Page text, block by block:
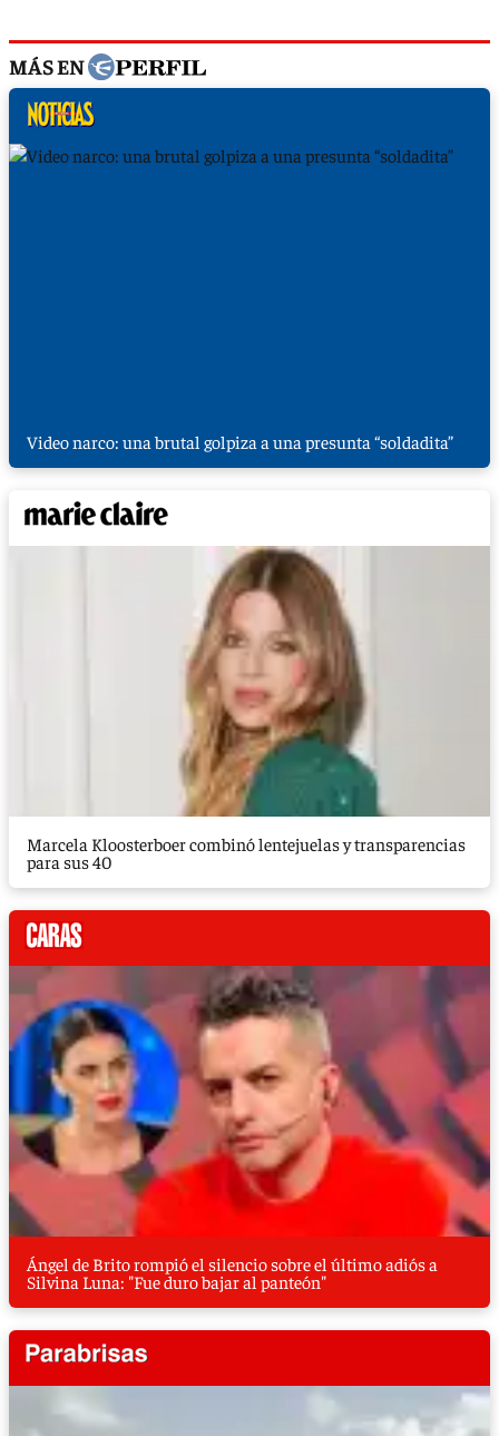
MÁS EN
Video narco: una brutal golpiza a una presunta “soldadita”
Marcela Kloosterboer combinó lentejuelas y transparencias
para sus 40
Ángel de Brito rompió el silencio sobre el último adiós a
Silvina Luna: "Fue duro bajar al panteón"